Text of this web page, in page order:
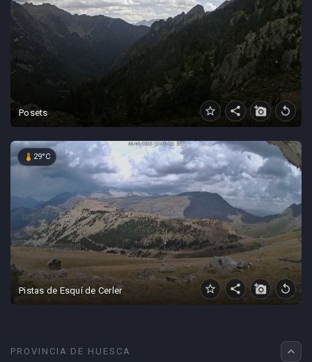
star_border share add_a_photo replay
Posets
star_border share add_a_photo replay
device_thermostat 29°C
Pistas de Esquí de Cerler
PROVINCIA DE HUESCA expand_less